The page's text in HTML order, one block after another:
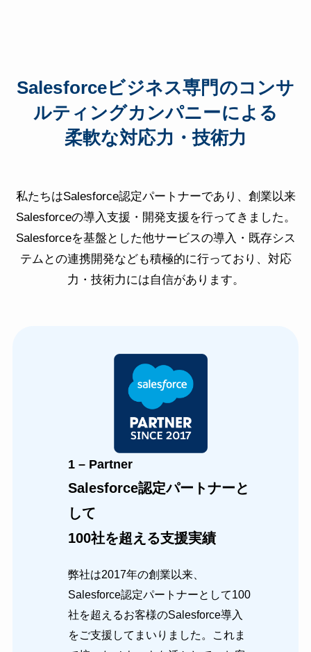
Salesforceビジネス専門のコンサ
ルティングカンパニーによる
柔軟な対応力・技術力
私たちはSalesforce認定パートナーであり、創業以来
Salesforceの導入支援・開発支援を行ってきました。
Salesforceを基盤とした他サービスの導入・既存シス
テムとの連携開発なども積極的に行っており、対応
力・技術力には自信があります。
1 – Partner
Salesforce認定パートナーと
して
100社を超える支援実績
弊社は2017年の創業以来、
Salesforce認定パートナーとして100
社を超えるお客様のSalesforce導入
をご支援してまいりました。これま